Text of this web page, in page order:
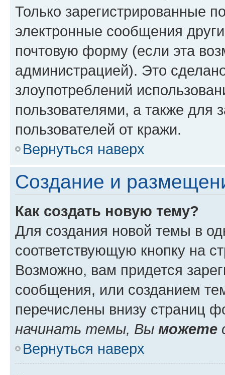
Только зарегистрированные
электронные сообщения
почтовую форму (если эта
администрацией). Это
злоупотреблений
пользователями, а также для
пользователей от кражи.
Вернуться наверх
Создание и
Как создать новую тему?
Для создания новой темы в
соответствующую кнопку на
Возможно, вам придется
сообщения, или созданием
перечислены внизу страниц
начинать темы, Вы можете
Вернуться наверх